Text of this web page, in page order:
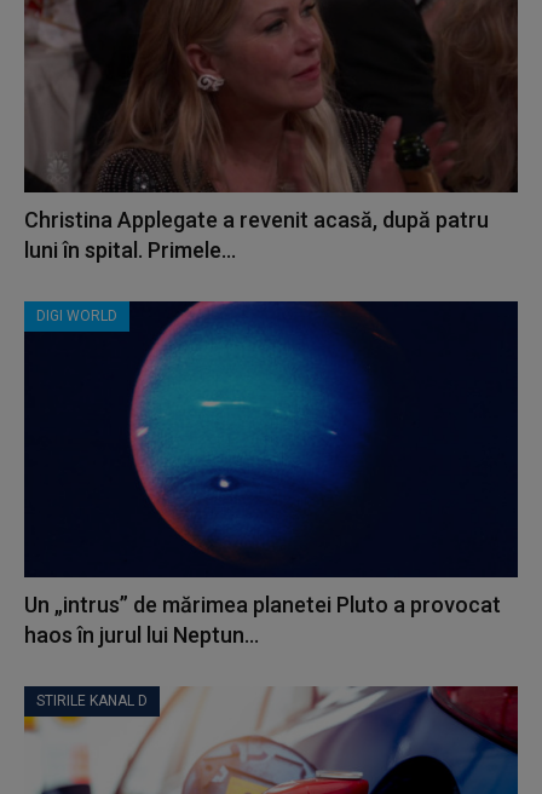
Christina Applegate a revenit acasă, după patru
luni în spital. Primele...
DIGI WORLD
Un „intrus” de mărimea planetei Pluto a provocat
haos în jurul lui Neptun...
STIRILE KANAL D